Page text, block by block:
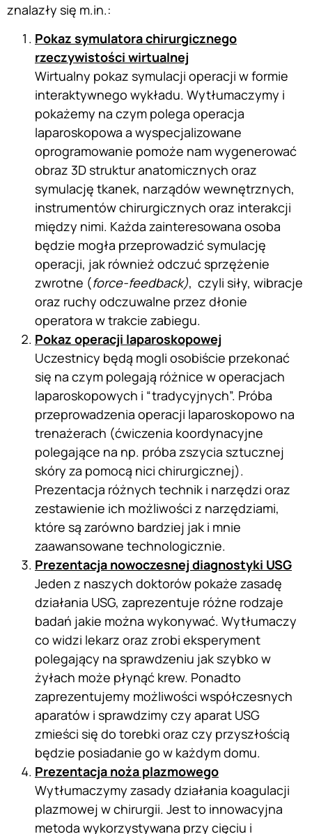
znalazły się m.in.:
Pokaz symulatora chirurgicznego
rzeczywistości wirtualnej
Wirtualny pokaz symulacji operacji w formie
interaktywnego wykładu. Wytłumaczymy i
pokażemy na czym polega operacja
laparoskopowa a wyspecjalizowane
oprogramowanie pomoże nam wygenerować
obraz 3D struktur anatomicznych oraz
symulację tkanek, narządów wewnętrznych,
instrumentów chirurgicznych oraz interakcji
między nimi. Każda zainteresowana osoba
będzie mogła przeprowadzić symulację
operacji, jak również odczuć sprzężenie
zwrotne (force-feedback), czyli siły, wibracje
oraz ruchy odczuwalne przez dłonie
operatora w trakcie zabiegu.
Pokaz operacji laparoskopowej
Uczestnicy będą mogli osobiście przekonać
się na czym polegają różnice w operacjach
laparoskopowych i “tradycyjnych”. Próba
przeprowadzenia operacji laparoskopowo na
trenażerach (ćwiczenia koordynacyjne
polegające na np. próba zszycia sztucznej
skóry za pomocą nici chirurgicznej).
Prezentacja różnych technik i narzędzi oraz
zestawienie ich możliwości z narzędziami,
które są zarówno bardziej jak i mnie
zaawansowane technologicznie.
Prezentacja nowoczesnej diagnostyki USG
Jeden z naszych doktorów pokaże zasadę
działania USG, zaprezentuje różne rodzaje
badań jakie można wykonywać. Wytłumaczy
co widzi lekarz oraz zrobi eksperyment
polegający na sprawdzeniu jak szybko w
żyłach może płynąć krew. Ponadto
zaprezentujemy możliwości współczesnych
aparatów i sprawdzimy czy aparat USG
zmieści się do torebki oraz czy przyszłością
będzie posiadanie go w każdym domu.
Prezentacja noża plazmowego
Wytłumaczymy zasady działania koagulacji
plazmowej w chirurgii. Jest to innowacyjna
metoda wykorzystywana przy cięciu i